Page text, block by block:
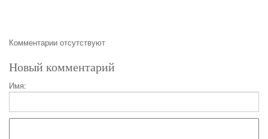
Комментарии отсутствуют
Новый комментарий
Имя: